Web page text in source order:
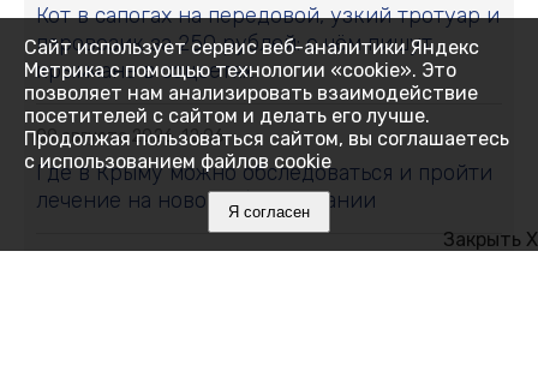
Кот в сапогах на передовой, узкий тротуар и
паровозик за 250 рублей: о чём пишут
крымчане в соцсетях
09 августа 2026, 12:06
Где в Крыму можно обследоваться и пройти
лечение на новом оборудовании
Закрыть X
Сайт использует сервис веб-аналитики Яндекс
Метрика с помощью технологии «cookie». Это
позволяет нам анализировать взаимодействие
посетителей с сайтом и делать его лучше.
Продолжая пользоваться сайтом, вы соглашаетесь
с использованием файлов cookie
Я согласен